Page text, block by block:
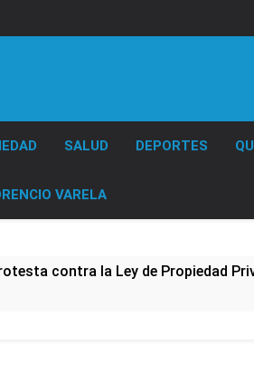
SALUD DEPORTES
VARELA
contra la Ley de Propiedad